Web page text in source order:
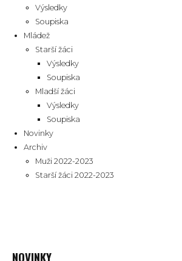
Výsledky
Soupiska
Mládež
Starší žáci
Výsledky
Soupiska
Mladší žáci
Výsledky
Soupiska
Novinky
Archiv
Muži 2022-2023
Starší žáci 2022-2023
NOVINKY